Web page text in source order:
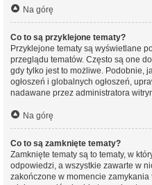
Na górę
Co to są przyklejone tematy?
Przyklejone tematy są wyświetlane
przeglądu tematów. Często są one
gdy tylko jest to możliwe. Podobnie,
ogłoszeń i globalnych ogłoszeń,
nadawane przez administratora
Na górę
Co to są zamknięte tematy?
Zamknięte tematy są to tematy, w
odpowiedzi, a wszystkie zawarte w
zakończone w momencie